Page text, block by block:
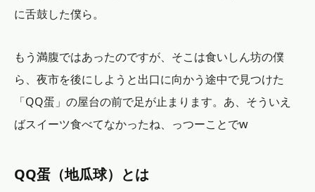
に舌鼓した僕ら。
もう満腹ではあったのですが、そこは食いしん坊の僕
ら、夜市を後にしようと出口に向かう途中で見つけた
「QQ蛋」の屋台の前で足が止まります。あ、そういえ
ばスイーツ食べてなかったね、っつーことでw
QQ蛋（地瓜球）とは